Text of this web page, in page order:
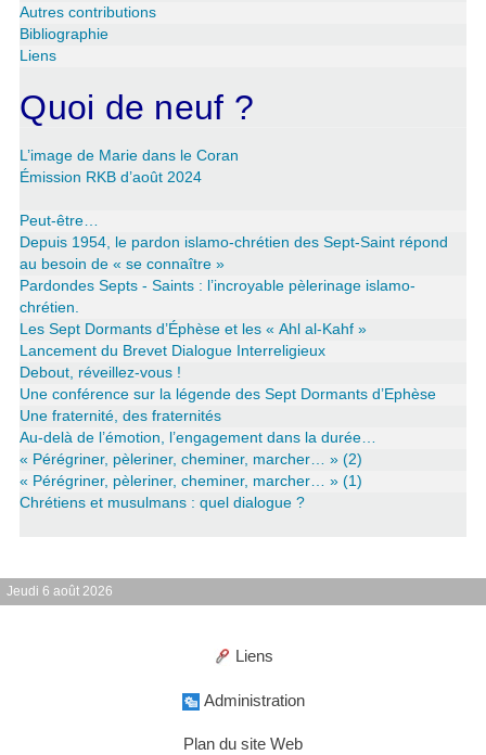
Autres contributions
Bibliographie
Liens
Quoi de neuf ?
L’image de Marie dans le Coran
Émission RKB d’août 2024
Peut-être…
Depuis 1954, le pardon islamo-chrétien des Sept-Saint répond
au besoin de « se connaître »
Pardondes Septs - Saints : l’incroyable pèlerinage islamo-
chrétien.
Les Sept Dormants d’Éphèse et les « Ahl al-Kahf »
Lancement du Brevet Dialogue Interreligieux
Debout, réveillez-vous !
Une conférence sur la légende des Sept Dormants d’Ephèse
Une fraternité, des fraternités
Au-delà de l’émotion, l’engagement dans la durée…
« Pérégriner, pèleriner, cheminer, marcher… » (2)
« Pérégriner, pèleriner, cheminer, marcher… » (1)
Chrétiens et musulmans : quel dialogue ?
Jeudi 6 août 2026
Liens
Administration
Plan du site Web